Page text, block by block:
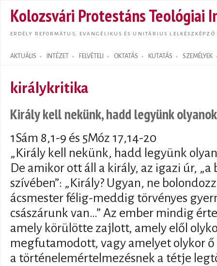
Kolozsvári Protestáns Teológiai
ERDÉLY REFORMÁTUS, EVANGÉLIKUS ÉS UNITÁRIUS LELKÉSZKÉPZŐ
AKTUÁLIS INTÉZET FELVÉTELI OKTATÁS KUTATÁS SZEMÉLYEK
Search form
királykritika
Király kell nekünk, hadd legyünk
1Sám 8,1-9 és 5Móz 17,14-20
„Király kell nekünk, hadd legyünk
De amikor ott áll a király, az igazi úr, „a
szívében”: „Király? Ugyan, ne
ácsmester félig-meddig törvényes
császárunk van…” Az ember mindig
amely körülötte zajlott, amely elől
megfutamodott, vagy amelyet olykor
a történelemértelmezésnek a tétje